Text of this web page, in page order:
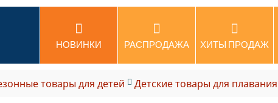
НОВИНКИ РАСПРОДАЖА ХИТЫ ПРОДАЖ
товары для детей Детские товары для плавания